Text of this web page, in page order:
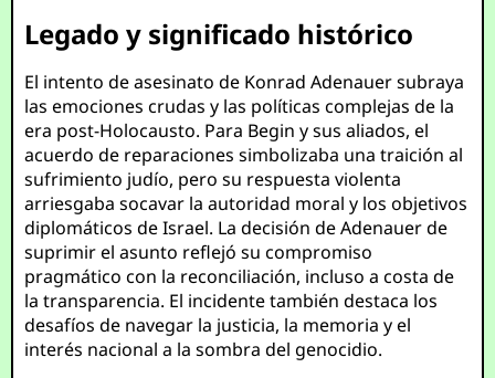
Legado y significado histórico
El intento de asesinato de Konrad Adenauer subraya
las emociones crudas y las políticas complejas de la
era post-Holocausto. Para Begin y sus aliados, el
acuerdo de reparaciones simbolizaba una traición al
sufrimiento judío, pero su respuesta violenta
arriesgaba socavar la autoridad moral y los objetivos
diplomáticos de Israel. La decisión de Adenauer de
suprimir el asunto reflejó su compromiso
pragmático con la reconciliación, incluso a costa de
la transparencia. El incidente también destaca los
desafíos de navegar la justicia, la memoria y el
interés nacional a la sombra del genocidio.